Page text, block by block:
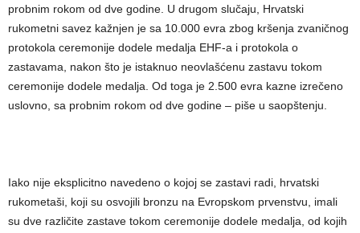
probnim rokom od dve godine. U drugom slučaju, Hrvatski
rukometni savez kažnjen je sa 10.000 evra zbog kršenja zvaničnog
protokola ceremonije dodele medalja EHF-a i protokola o
zastavama, nakon što je istaknuo neovlašćenu zastavu tokom
ceremonije dodele medalja. Od toga je 2.500 evra kazne izrečeno
uslovno, sa probnim rokom od dve godine – piše u saopštenju.
Iako nije eksplicitno navedeno o kojoj se zastavi radi, hrvatski
rukometaši, koji su osvojili bronzu na Evropskom prvenstvu, imali
su dve različite zastave tokom ceremonije dodele medalja, od kojih